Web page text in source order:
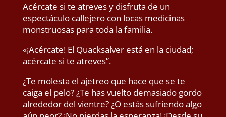
Acércate si te atreves y disfruta de un
espectáculo callejero con locas medicinas
monstruosas para toda la familia.
«¡Acércate! El Quacksalver está en la ciudad;
acércate si te atreves”.
¿Te molesta el ajetreo que hace que se te
caiga el pelo? ¿Te has vuelto demasiado gordo
alrededor del vientre? ¿O estás sufriendo algo